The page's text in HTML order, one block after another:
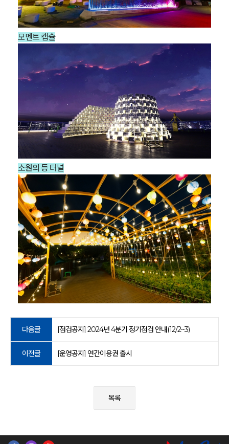
모멘트 캡슐
소원의 등 터널
다음글 [점검공지] 2024년 4분기 정기점검 안내(12/2~3)
이전글 [운영공지] 연간이용권 출시
목록